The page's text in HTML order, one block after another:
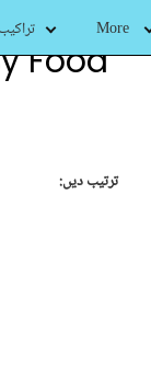
تراکیب More
Food
ترتیب دیں: